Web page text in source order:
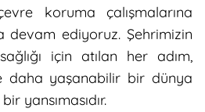
koruma çalışmalarına
devam ediyoruz. Şehrimizin
için atılan her adım,
daha yaşanabilir bir dünya
yansımasıdır.